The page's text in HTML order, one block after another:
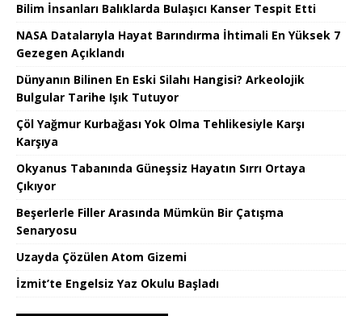
Bilim İnsanları Balıklarda Bulaşıcı Kanser Tespit Etti
NASA Datalarıyla Hayat Barındırma İhtimali En Yüksek 7
Gezegen Açıklandı
Dünyanın Bilinen En Eski Silahı Hangisi? Arkeolojik
Bulgular Tarihe Işık Tutuyor
Çöl Yağmur Kurbağası Yok Olma Tehlikesiyle Karşı
Karşıya
Okyanus Tabanında Güneşsiz Hayatın Sırrı Ortaya
Çıkıyor
Beşerlerle Filler Arasında Mümkün Bir Çatışma
Senaryosu
Uzayda Çözülen Atom Gizemi
İzmit’te Engelsiz Yaz Okulu Başladı